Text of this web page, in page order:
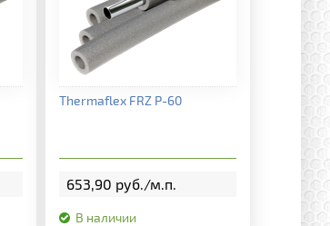
Подробная информация
Thermaflex FRZ P-60
653,90 руб./м.п.
В наличии